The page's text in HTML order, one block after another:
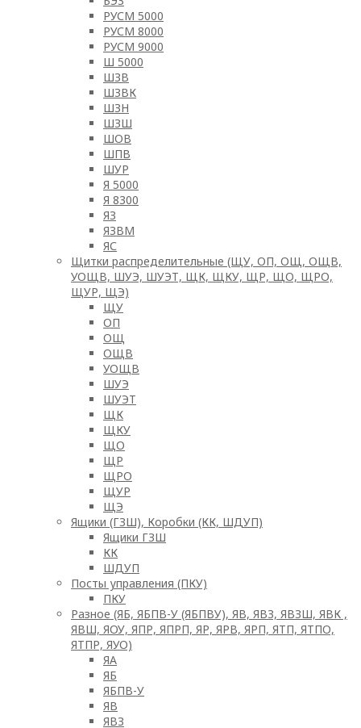
РУСМ 5000
РУСМ 8000
РУСМ 9000
Ш 5000
ШЗВ
ШЗВК
ШЗН
ШЗШ
ШОВ
ШПВ
ШУР
Я 5000
Я 8300
ЯЗ
ЯЗВМ
ЯС
Щитки распределительные (ЩУ, ОП, ОЩ, ОЩВ,
УОЩВ, ШУЭ, ШУЭТ, ЩК, ЩКУ, ЩР, ЩО, ЩРО,
ЩУР, ЩЭ)
ЩУ
ОП
ОЩ
ОЩВ
УОЩВ
ШУЭ
ШУЭТ
ЩК
ЩКУ
ЩО
ЩР
ЩРО
ЩУР
ЩЭ
Ящики (ГЗШ), Коробки (КК, ШДУП)
Ящики ГЗШ
КК
ШДУП
Посты управления (ПКУ)
ПКУ
Разное (ЯБ, ЯБПВ-У (ЯБПВУ), ЯВ, ЯВЗ, ЯВЗШ, ЯВК ,
ЯВШ, ЯОУ, ЯПР, ЯПРП, ЯР, ЯРВ, ЯРП, ЯТП, ЯТПО,
ЯТПР, ЯУО)
ЯА
ЯБ
ЯБПВ-У
ЯВ
ЯВЗ